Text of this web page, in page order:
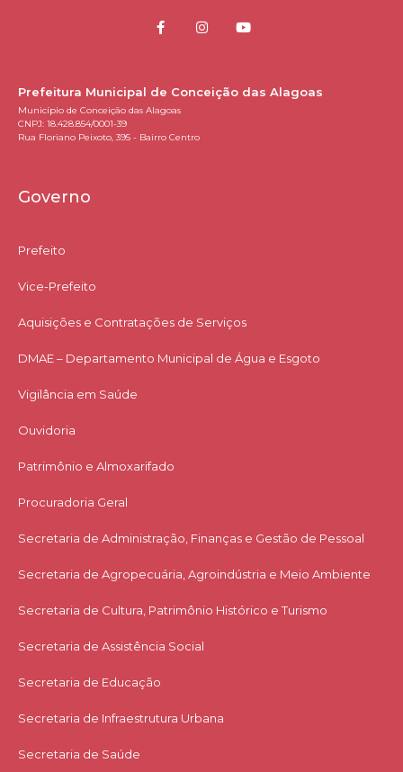
Prefeitura Municipal de Conceição das Alagoas
Município de Conceição das Alagoas
CNPJ: 18.428.854/0001-39
Rua Floriano Peixoto, 395 - Bairro Centro
Governo
Prefeito
Vice-Prefeito
Aquisições e Contratações de Serviços​
DMAE – Departamento Municipal de Água e Esgoto
Vigilância em Saúde
Ouvidoria
Patrimônio e Almoxarifado
Procuradoria Geral
Secretaria de Administração, Finanças e Gestão de Pessoal
Secretaria de Agropecuária, Agroindústria e Meio Ambiente
Secretaria de Cultura, Patrimônio Histórico e Turismo
Secretaria de Assistência Social
Secretaria de Educação
Secretaria de Infraestrutura Urbana
Secretaria de Saúde